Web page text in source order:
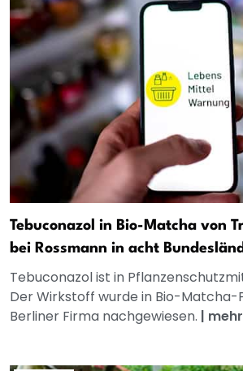
Tebuconazol in Bio-Matcha von
bei Rossmann in acht
Tebuconazol ist in
Der Wirkstoff wurde in Bio-Matcha-
Berliner Firma nachgewiesen. | mehr